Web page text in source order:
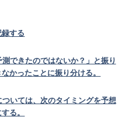
する
できたのではないか？」と振り
かったことに振り分ける。
いては、次のタイミングを予想
る。